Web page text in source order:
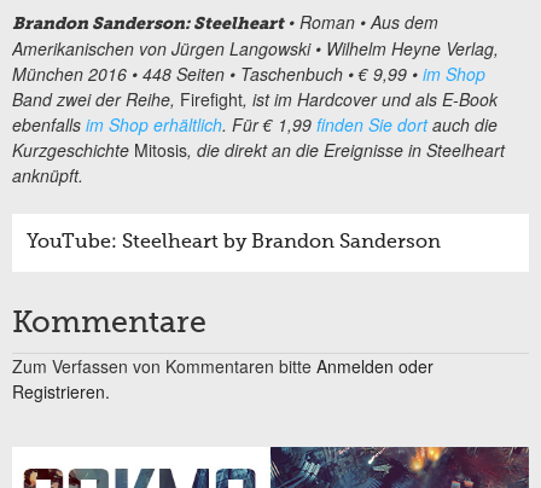
Brandon Sanderson: Steelheart• Roman • Aus dem
Amerikanischen von Jürgen Langowski • Wilhelm Heyne Verlag,
München 2016 • 448 Seiten • Taschenbuch • € 9,99 • im Shop
Band zwei der Reihe, Firefight, ist im Hardcover und als E-Book
ebenfalls im Shop erhältlich. Für € 1,99 finden Sie dortauch die
Kurzgeschichte Mitosis, die direkt an die Ereignisse in Steelheart
anknüpft.
YouTube: Steelheart by Brandon Sanderson
Kommentare
Zum Verfassen von Kommentaren bitte Anmelden oder
Registrieren.